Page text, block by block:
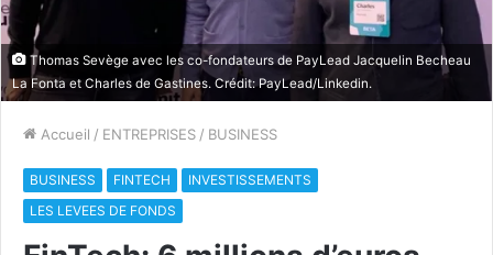
Thomas Sevège avec les co-fondateurs de PayLead Jacquelin Becheau
La Fonta et Charles de Gastines. Crédit: PayLead/Linkedin.
Accueil / ENTREPRISES / BUSINESS
BUSINESS FINTECH
INVESTISSEMENTS
LES LEVEES DE FONDS